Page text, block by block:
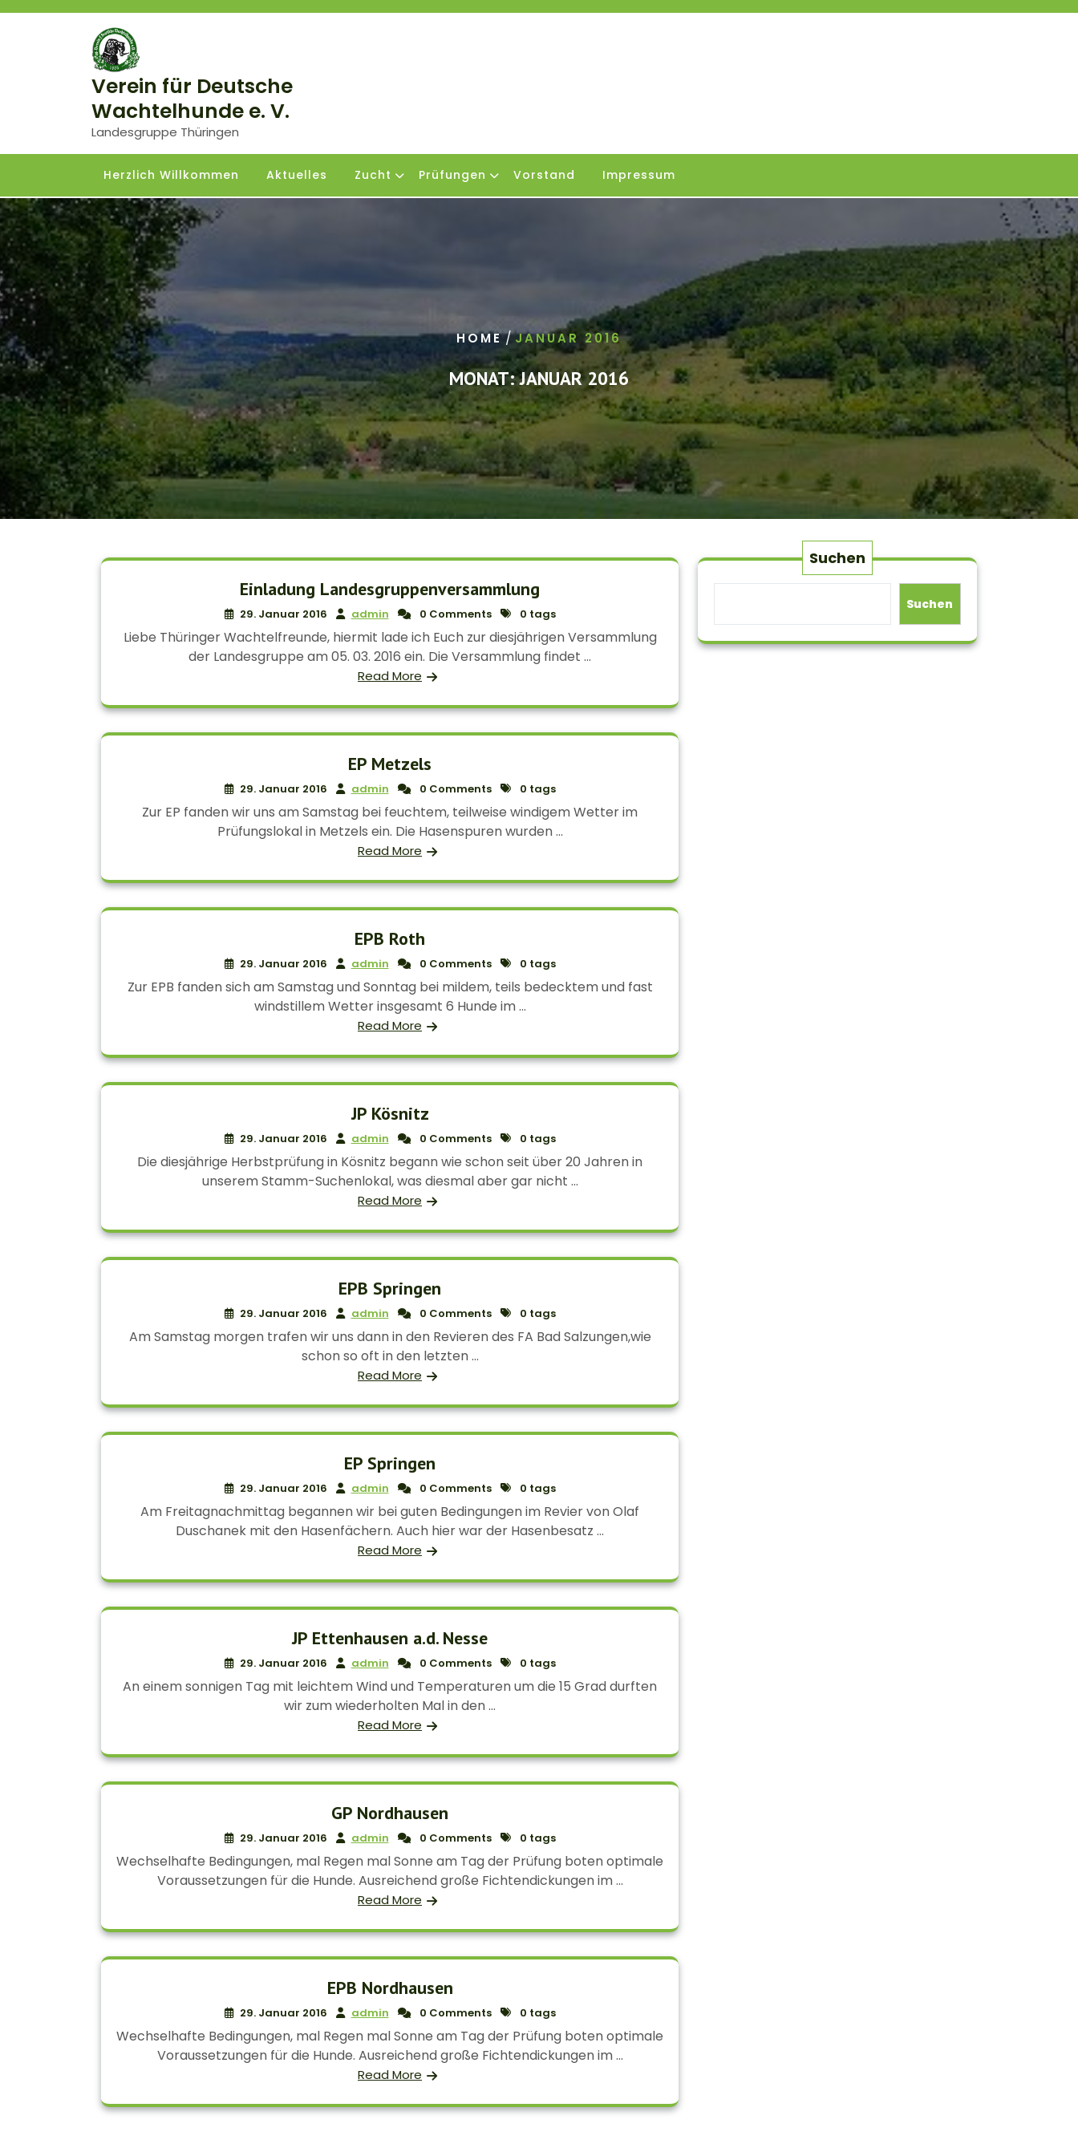
Skip
Verein für Deutsche
Wachtelhunde e. V.
Landesgruppe Thüringen
Herzlich Willkommen Aktuelles Zucht Prüfungen Vorstand Impressum
HOME/JANUAR 2016
MONAT:JANUAR 2016
Einladung Landesgruppenversammlung
29. Januar 2016 admin 0 Comments 0 tags
Liebe Thüringer Wachtelfreunde, hiermit lade ich Euch zur diesjährigen Versammlung
der Landesgruppe am 05. 03. 2016 ein. Die Versammlung findet ...
Read More
EP Metzels
29. Januar 2016 admin 0 Comments 0 tags
Zur EP fanden wir uns am Samstag bei feuchtem, teilweise windigem Wetter im
Prüfungslokal in Metzels ein. Die Hasenspuren wurden ...
Read More
EPB Roth
29. Januar 2016 admin 0 Comments 0 tags
Zur EPB fanden sich am Samstag und Sonntag bei mildem, teils bedecktem und fast
windstillem Wetter insgesamt 6 Hunde im ...
Read More
JP Kösnitz
29. Januar 2016 admin 0 Comments 0 tags
Die diesjährige Herbstprüfung in Kösnitz begann wie schon seit über 20 Jahren in
unserem Stamm-Suchenlokal, was diesmal aber gar nicht ...
Read More
EPB Springen
29. Januar 2016 admin 0 Comments 0 tags
Am Samstag morgen trafen wir uns dann in den Revieren des FA Bad Salzungen,wie
schon so oft in den letzten ...
Read More
EP Springen
29. Januar 2016 admin 0 Comments 0 tags
Am Freitagnachmittag begannen wir bei guten Bedingungen im Revier von Olaf
Duschanek mit den Hasenfächern. Auch hier war der Hasenbesatz ...
Read More
JP Ettenhausen a.d. Nesse
29. Januar 2016 admin 0 Comments 0 tags
An einem sonnigen Tag mit leichtem Wind und Temperaturen um die 15 Grad durften
wir zum wiederholten Mal in den ...
Read More
GP Nordhausen
29. Januar 2016 admin 0 Comments 0 tags
Wechselhafte Bedingungen, mal Regen mal Sonne am Tag der Prüfung boten optimale
Voraussetzungen für die Hunde. Ausreichend große Fichtendickungen im ...
Read More
EPB Nordhausen
29. Januar 2016 admin 0 Comments 0 tags
Wechselhafte Bedingungen, mal Regen mal Sonne am Tag der Prüfung boten optimale
Voraussetzungen für die Hunde. Ausreichend große Fichtendickungen im ...
Read More
Suchen
Suchen